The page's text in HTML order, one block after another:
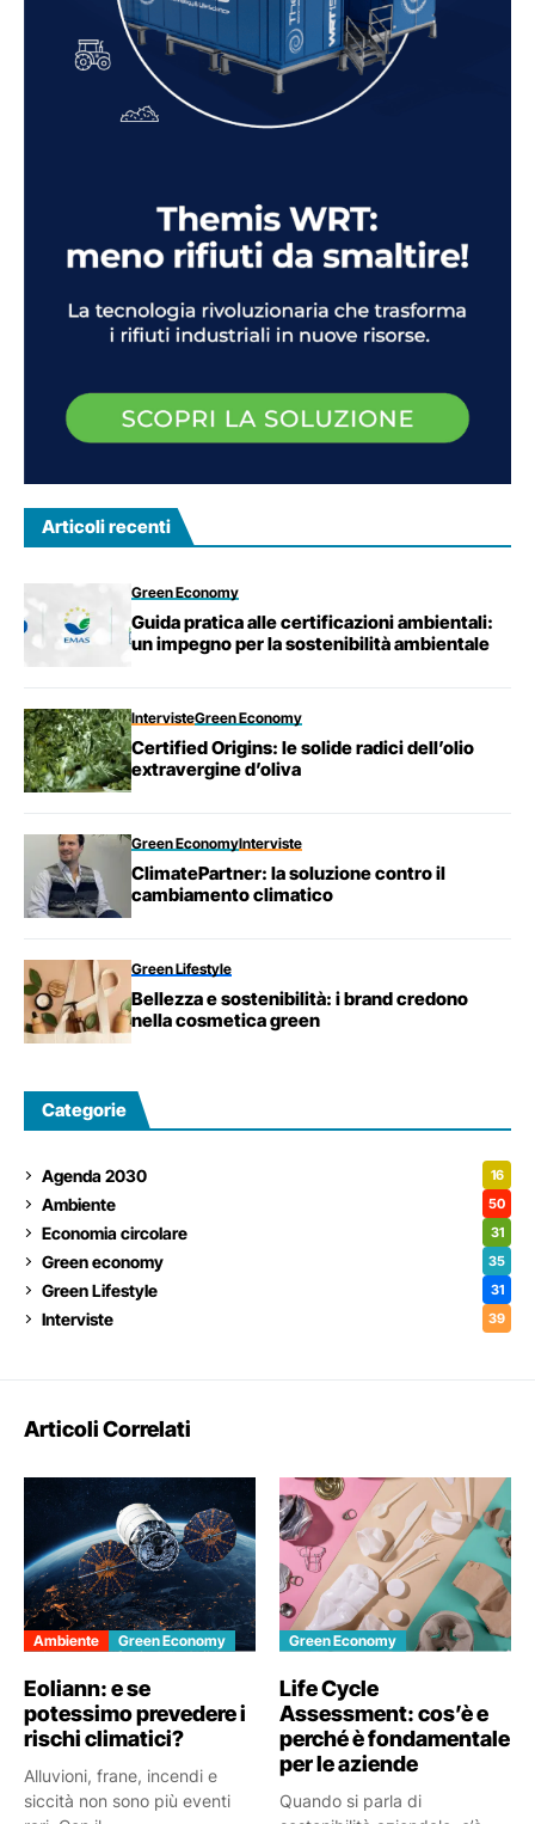
Articoli recenti
Green Economy
Guida pratica alle certificazioni ambientali:
un impegno per la sostenibilità ambientale
IntervisteGreen Economy
Certified Origins: le solide radici dell’olio
extravergine d’oliva
Green EconomyInterviste
ClimatePartner: la soluzione contro il
cambiamento climatico
Green Lifestyle
Bellezza e sostenibilità: i brand credono
nella cosmetica green
Categorie
Agenda 2030 16
Ambiente 50
Economia circolare 31
Green economy 35
Green Lifestyle 31
Interviste 39
Articoli Correlati
Ambiente Green Economy
Eoliann: e se
potessimo prevedere i
rischi climatici?
Alluvioni, frane, incendi e
siccità non sono più eventi
Green Economy
Life Cycle
Assessment: cos’è e
perché è fondamentale
per le aziende
Quando si parla di